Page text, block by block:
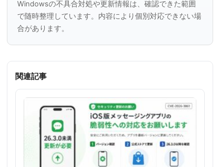
Windowsの不具合対処や更新情報は、確認できた範囲
で随時整理しています。内容により個別対応できない場
合があります。
関連記事